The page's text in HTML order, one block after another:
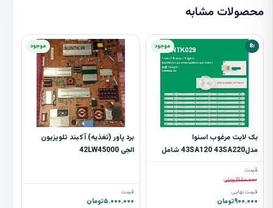
محصولات مشابه
8٪ موجود
بک لایت مرغوب اسنوا
مدل43SA120 43SA220 شامل
قیمت
۹۸۰.۰۰۰تومان
قیمت نهایی
۹۰۰.۰۰۰تومان
موجود
برد پاور (تغذیه) آکبند تلویزیون
الجی 42LW45000
قیمت
۵.۰۰۰.۰۰۰تومان